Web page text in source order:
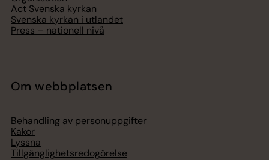
Act Svenska kyrkan
Svenska kyrkan i utlandet
Press – nationell nivå
Om webbplatsen
Behandling av personuppgifter
Kakor
Lyssna
Tillgänglighetsredogörelse